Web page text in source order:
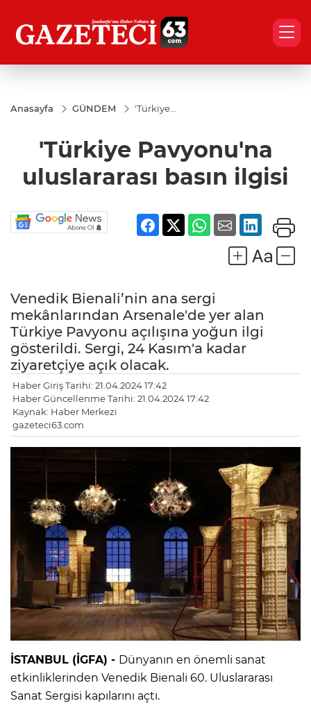
Anasayfa GÜNDEM
'Türkiye
basın ilgisi
'Türkiye Pavyonu'na
uluslararası basın ilgisi
Venedik Bienali’nin ana sergi
mekânlarından Arsenale'de yer alan
Türkiye Pavyonu açılışına yoğun ilgi
gösterildi. Sergi, 24 Kasım'a kadar
ziyaretçiye açık olacak.
Haber Giriş Tarihi: 21.04.2024 17:42
Haber Güncellenme Tarihi: 21.04.2024 17:42
Kaynak: Haber Merkezi
gazeteci63.com
İSTANBUL (İGFA) - Dünyanın en önemli sanat
etkinliklerinden Venedik Bienali 60. Uluslararası
Sanat Sergisi kapılarını açtı.